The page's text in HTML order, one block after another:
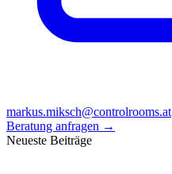
markus.miksch@controlrooms.at
Beratung anfragen →
Neueste Beiträge